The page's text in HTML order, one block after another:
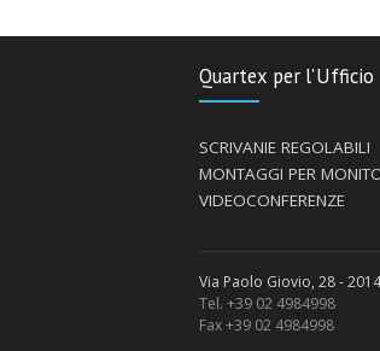
Quartex per l'Ufficio
SCRIVANIE REGOLABILI
MONTAGGI PER
VIDEOCONFERENZE
Via Paolo Giovio, 28 -
Tel. +39 02 4984998
Fax +39 02 4984998